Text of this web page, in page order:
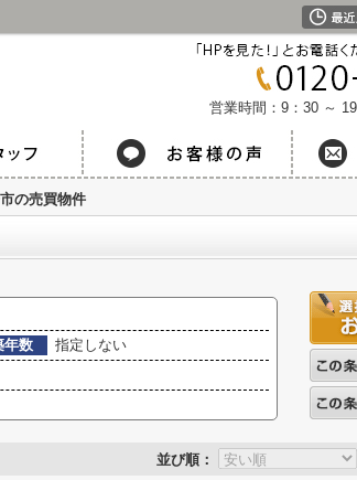
営業時間：9：30 ～
の売買物件
年数
指定しない
並び順：